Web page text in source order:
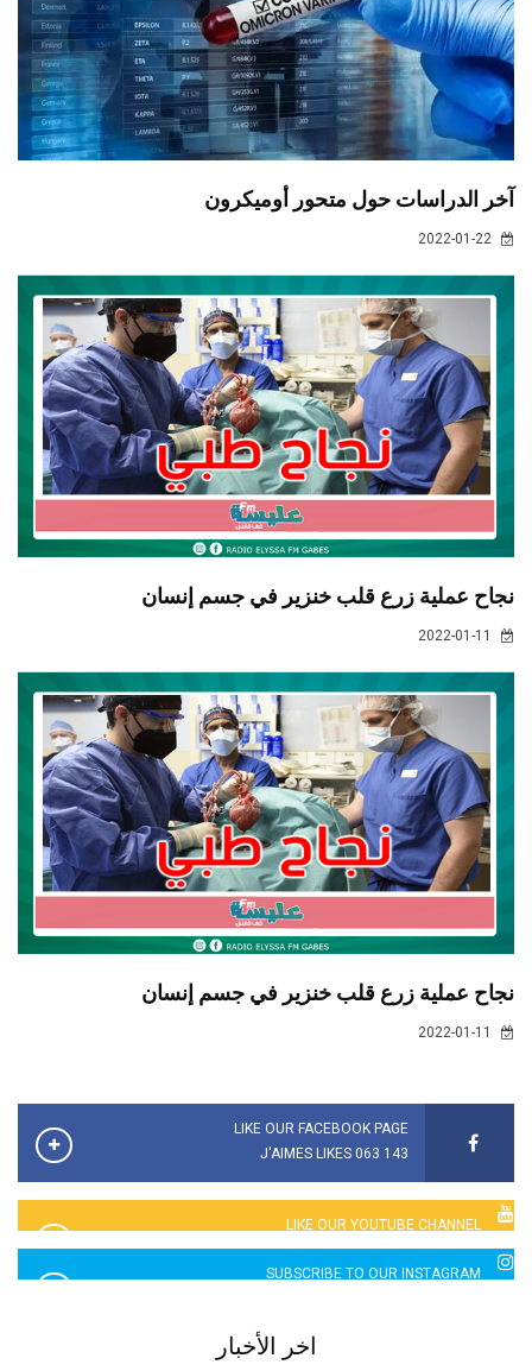
آخر الدراسات حول متحور أوميكرون
نجاح عملية زرع قلب خنزير في جسم إنسان
نجاح عملية زرع قلب خنزير في جسم إنسان
LIKE OUR FACEBOOK PAGE
143 063 J'AIMES LIKES
LIKE OUR YOUTUBE CHANNEL
2760 LIKES
SUBSCRIBE TO OUR INSTAGRAM
اخر الأخبار